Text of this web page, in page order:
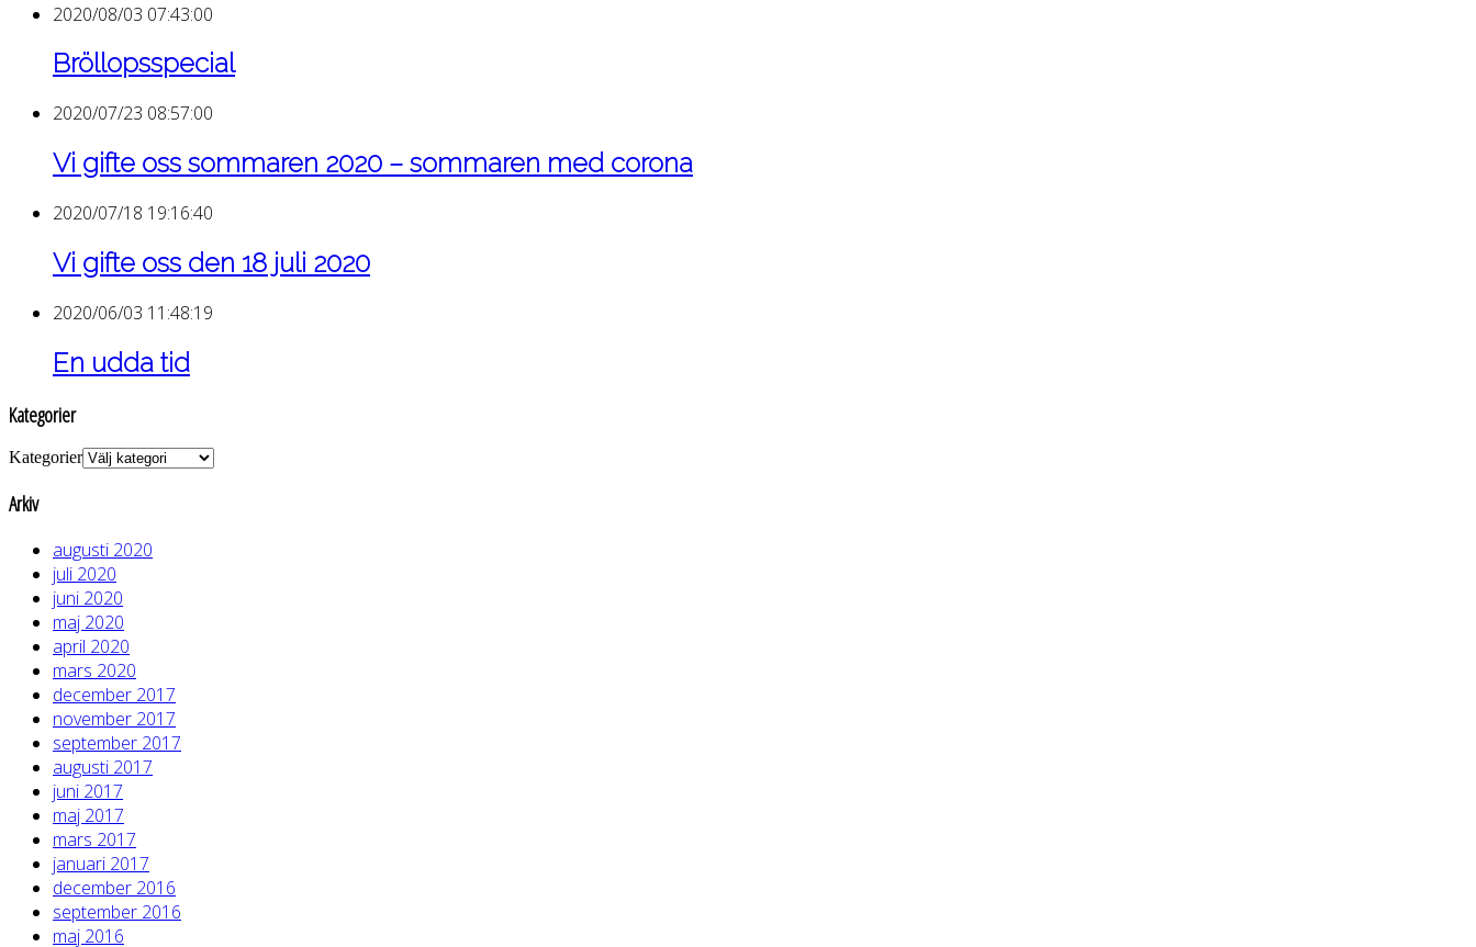
2020/08/03 07:43:00
Bröllopsspecial
2020/07/23 08:57:00
Vi gifte oss sommaren 2020 – sommaren med corona
2020/07/18 19:16:40
Vi gifte oss den 18 juli 2020
2020/06/03 11:48:19
En udda tid
Kategorier
Kategorier
Arkiv
augusti 2020
juli 2020
juni 2020
maj 2020
april 2020
mars 2020
december 2017
november 2017
september 2017
augusti 2017
juni 2017
maj 2017
mars 2017
januari 2017
december 2016
september 2016
maj 2016